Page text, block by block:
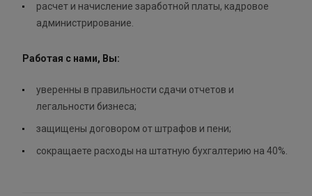
расчет и начисление заработной платы, кадровое
администрирование.
Работая с нами, Вы:
уверенны в правильности сдачи отчетов и
легальности бизнеса;
защищены договором от штрафов и пени;
сокращаете расходы на штатную бухгалтерию на 40%.